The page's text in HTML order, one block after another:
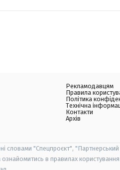
Рекламодавцям
Правила
Політика
Технічна
Контакти
Архів
словами "Спецпроєкт",
в правилах